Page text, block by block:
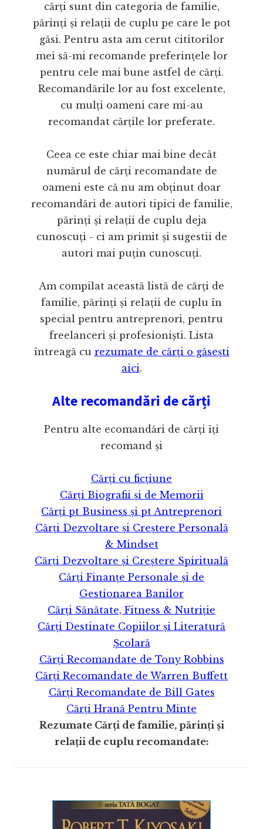
cărți sunt din categoria de familie,
părinți și relații de cuplu pe care le pot
găsi. Pentru asta am cerut cititorilor
mei să-mi recomande preferințele lor
pentru cele mai bune astfel de cărți.
Recomandările lor au fost excelente,
cu mulți oameni care mi-au
recomandat cărțile lor preferate.
Ceea ce este chiar mai bine decât
numărul de cărți recomandate de
oameni este că nu am obținut doar
recomandări de autori tipici de familie,
părinți și relații de cuplu deja
cunoscuți - ci am primit și sugestii de
autori mai puțin cunoscuți.
Am compilat această listă de cărți de
familie, părinți și relații de cuplu în
special pentru antreprenori, pentru
freelanceri și profesioniști. Lista
întreagă cu rezumate de cărți o găsești
aici.
Alte recomandări de cărți
Pentru alte ecomandări de cărți îți
recomand și
Cărți cu ficțiune
Cărți Biografii și de Memorii
Cărți pt Business și pt Antreprenori
Cărți Dezvoltare și Creștere Personală
& Mindset
Cărți Dezvoltare și Creștere Spirituală
Cărți Finanțe Personale și de
Gestionarea Banilor
Cărți Sănătate, Fitness & Nutriție
Cărți Destinate Copiilor și Literatură
Școlară
Cărți Recomandate de Tony Robbins
Cărți Recomandate de Warren Buffett
Cărți Recomandate de Bill Gates
Cărți Hrană Pentru Minte
Rezumate Cărți de familie, părinți și
relații de cuplu recomandate: